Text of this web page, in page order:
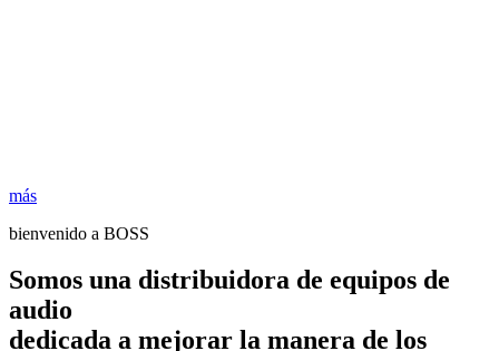
más
bienvenido a BOSS
Somos una distribuidora de equipos de
audio
dedicada a mejorar la manera de los